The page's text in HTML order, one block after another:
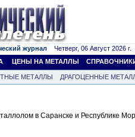
журнал Четверг, 06 Август 2026 г.
ЦЕНЫ НА МЕТАЛЛЫ
МЕТАЛЛЫ
ДРАГОЦЕННЫЕ
в Саранске и Республике